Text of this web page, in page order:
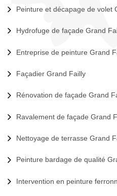
Peinture et décapage de volet
Hydrofuge de façade Grand
Entreprise de peinture Grand
Façadier Grand Failly
Rénovation de façade Grand
Ravalement de façade Grand
Nettoyage de terrasse Grand
Peinture bardage de qualité
Intervention en peinture